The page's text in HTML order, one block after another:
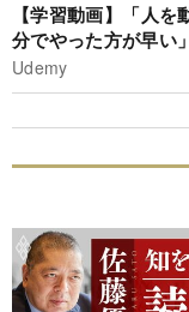
【学習動画】「人
分でやった方が早い
Udemy